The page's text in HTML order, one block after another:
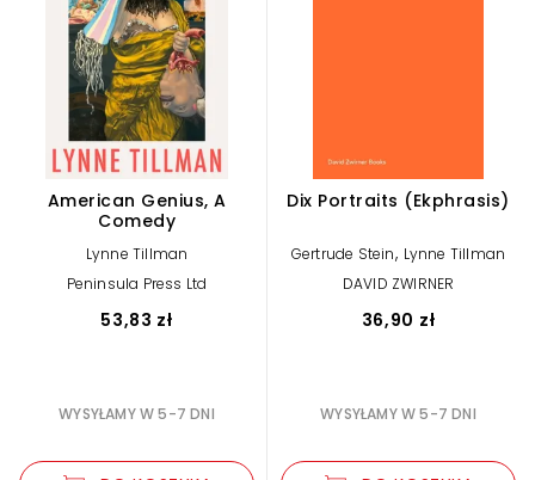
American Genius, A
Comedy
Lynne Tillman
Peninsula Press Ltd
53,83 zł
WYSYŁAMY W 5-7 DNI
Dix Portraits (Ekphrasis)
Gertrude Stein, Lynne Tillman
DAVID ZWIRNER
36,90 zł
WYSYŁAMY W 5-7 DNI